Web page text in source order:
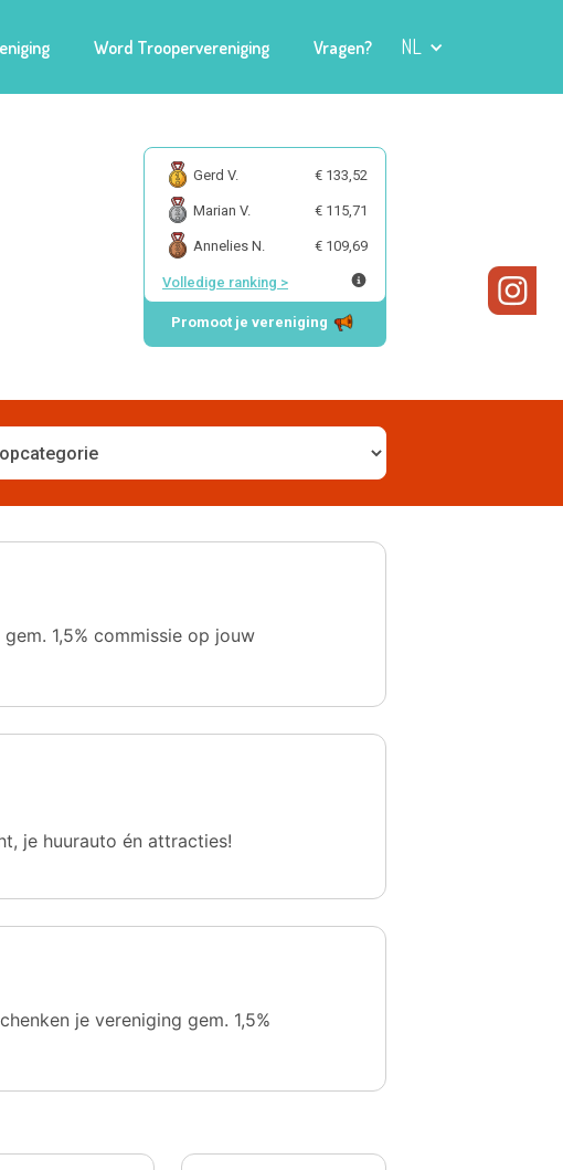
Word Troopervereniging Vragen? NL
Gerd V. € 133,52
Marian V. € 115,71
Annelies N. € 109,69
Volledige ranking >
Promoot je vereniging
1,5% commissie op jouw
je huurauto én attracties!
je vereniging gem. 1,5%